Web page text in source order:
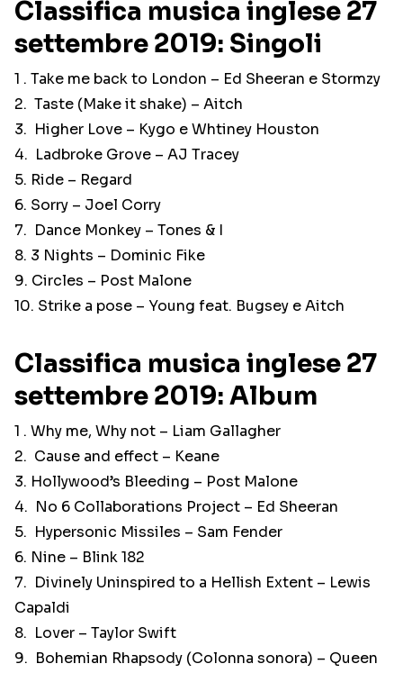
Classifica musica inglese 27
settembre 2019: Singoli
1 . Take me back to London – Ed Sheeran e Stormzy
2. Taste (Make it shake) – Aitch
3. Higher Love – Kygo e Whtiney Houston
4. Ladbroke Grove – AJ Tracey
5. Ride – Regard
6. Sorry – Joel Corry
7. Dance Monkey – Tones & I
8. 3 Nights – Dominic Fike
9. Circles – Post Malone
10. Strike a pose – Young feat. Bugsey e Aitch
Classifica musica inglese 27
settembre 2019: Album
1 . Why me, Why not – Liam Gallagher
2. Cause and effect – Keane
3. Hollywood’s Bleeding – Post Malone
4. No 6 Collaborations Project – Ed Sheeran
5. Hypersonic Missiles – Sam Fender
6. Nine – Blink 182
7. Divinely Uninspired to a Hellish Extent – Lewis
Capaldi
8. Lover – Taylor Swift
9. Bohemian Rhapsody (Colonna sonora) – Queen